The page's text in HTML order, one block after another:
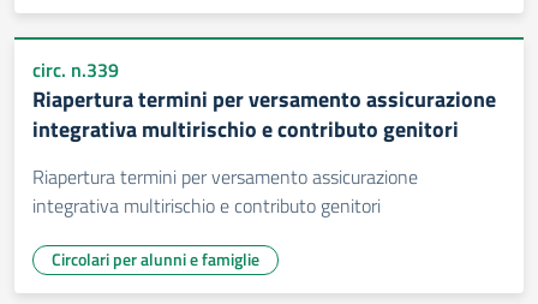
circ. n.339
Riapertura termini per versamento assicurazione
integrativa multirischio e contributo genitori
Riapertura termini per versamento assicurazione
integrativa multirischio e contributo genitori
Circolari per alunni e famiglie